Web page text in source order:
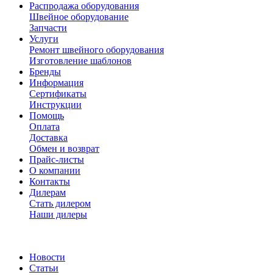
Распродажа оборудования
Швейное оборудование
Запчасти
Услуги
Ремонт швейного оборудования
Изготовление шаблонов
Бренды
Информация
Сертификаты
Инструкции
Помощь
Оплата
Доставка
Обмен и возврат
Прайс-листы
О компании
Контакты
Дилерам
Стать дилером
Наши дилеры
Новости
Статьи